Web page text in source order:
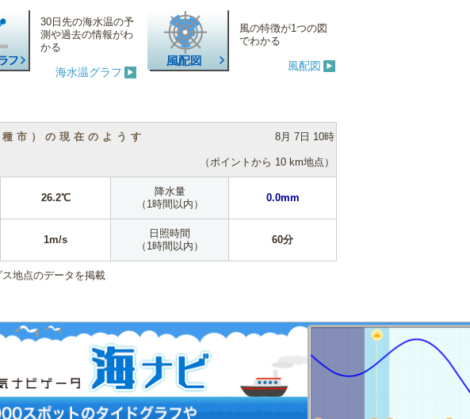
30日先の海水温の予
測や過去の情報がわ
かる
海水温グラフ
風の特徴が1つの図
でわかる
風配図
市）の現在のようす 8月 7日 10時
（ポイントから 10 km地点）
26.2℃
降水量
（1時間以内）
0.0mm
1m/s
日照時間
（1時間以内）
60分
地点のデータを掲載